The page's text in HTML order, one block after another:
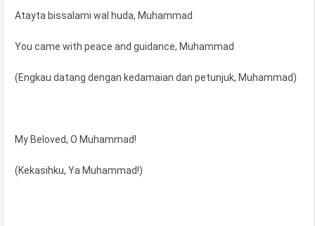
Atayta bissalami wal huda, Muhammad
You came with peace and guidance, Muhammad
(Engkau datang dengan kedamaian dan petunjuk, Muhammad)
My Beloved, O Muhammad!
(Kekasihku, Ya Muhammad!)